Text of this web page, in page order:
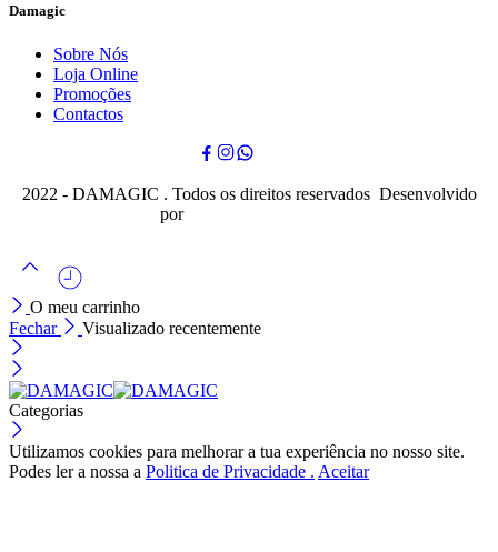
Damagic
Sobre Nós
Loja Online
Promoções
Contactos
2022 - DAMAGIC . Todos os direitos reservados Desenvolvido
por
O meu carrinho
Fechar
Visualizado recentemente
Categorias
Utilizamos cookies para melhorar a tua experiência no nosso site.
Podes ler a nossa a Politica de Privacidade . Aceitar